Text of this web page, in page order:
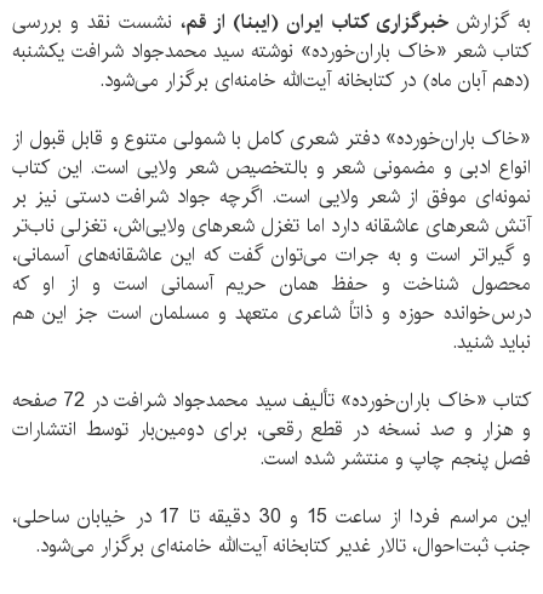
به گزارش خبرگزاری کتاب ایران (ایبنا) از قم، نشست نقد و بررسی
کتاب شعر «خاک باران‌خورده» نوشته سید محمدجواد شرافت یکشنبه
(دهم آبان ماه) در کتابخانه آیت‌الله خامنه‌ای برگزار می‌شود.
«خاک باران‌خورده» دفتر شعری کامل با شمولی متنوع و قابل‌ قبول از
انواع ادبی و مضمونی شعر و بالتخصیص شعر ولایی است. این کتاب
نمونه‌ای موفق از شعر ولایی است. اگرچه جواد شرافت دستی نیز بر
آتش شعرهای عاشقانه دارد اما تغزل شعرهای ولایی‌اش، تغزلی ناب‌تر
و گیراتر است و به جرات می‌توان گفت که این عاشقانه‌های آسمانی،
محصول شناخت و حفظ همان حریم آسمانی است و از او که
درس‌خوانده حوزه و ذاتاً شاعری متعهد و مسلمان است جز این هم
نباید شنید.
کتاب «خاک باران‌خورده» تألیف سید محمدجواد شرافت در 72 صفحه
و هزار و صد نسخه در قطع رقعی، برای دومین‌بار توسط انتشارات
فصل پنجم چاپ و منتشر شده است.
این مراسم فردا از ساعت 15 و 30 دقیقه تا 17 در خیابان ساحلی،
جنب ثبت‌احوال، تالار غدیر کتابخانه آیت‌الله خامنه‌ای برگزار می‌شود.